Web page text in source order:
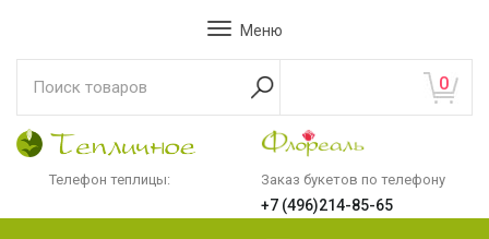
Меню
0
Телефон теплицы: Заказ букетов по телефону
+7 (496)214-85-65